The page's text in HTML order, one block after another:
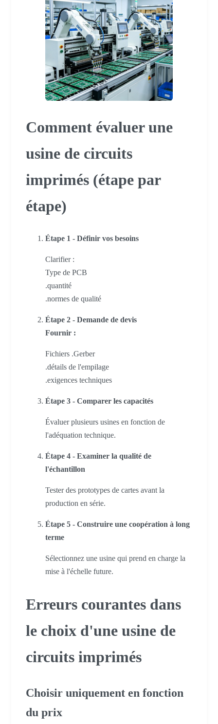
Comment évaluer une
usine de circuits
imprimés (étape par
étape)
Étape 1 - Définir vos besoins
Clarifier :
Type de PCB
.quantité
.normes de qualité
Étape 2 - Demande de devis
Fournir :
Fichiers .Gerber
.détails de l'empilage
.exigences techniques
Étape 3 - Comparer les capacités
Évaluer plusieurs usines en fonction de
l'adéquation technique.
Étape 4 - Examiner la qualité de
l'échantillon
Tester des prototypes de cartes avant la
production en série.
Étape 5 - Construire une coopération à long
terme
Sélectionnez une usine qui prend en charge la
mise à l'échelle future.
Erreurs courantes dans
le choix d'une usine de
circuits imprimés
Choisir uniquement en fonction
du prix